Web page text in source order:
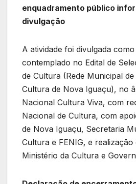
enquadramento público
divulgação
A atividade foi divulgada
contemplado no Edital de
de Cultura (Rede Municipal
Cultura de Nova Iguaçu), no
Nacional Cultura Viva, com
Nacional de Cultura, com
de Nova Iguaçu, Secretaria
Cultura e FENIG, e realização
Ministério da Cultura e